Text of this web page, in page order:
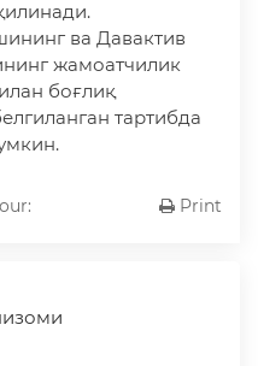
ва Давактив
жамоатчилик
боғлиқ
тартибда
Print